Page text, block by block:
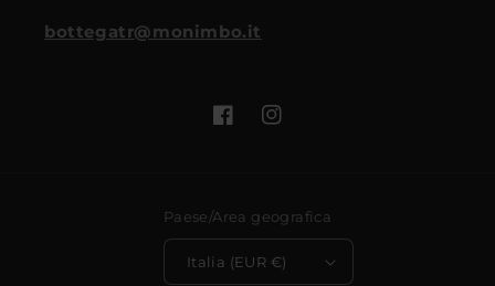
bottegatr@monimbo.it
FacebookInstagram
Paese/Area geografica
Italia (EUR €)